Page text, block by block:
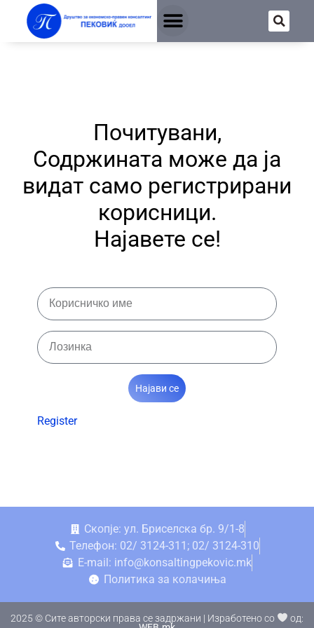
Почитувани,
Содржината може да ја
видат само регистрирани
корисници.
Најавете се!
Најави се
Register
Скопје: ул. Бриселска бр. 9/1-8
Телефон: 02/ 3124-311; 02/ 3124-310
E-mail: info@konsaltingpekovic.mk
Политика за колачиња
2025 © Сите авторски права се задржани | Изработено со
од: